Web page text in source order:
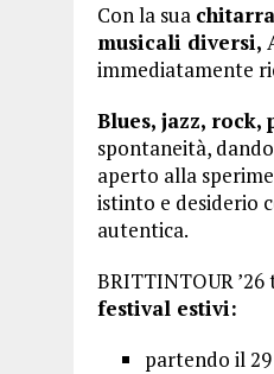
Con la sua
musicali diversi,
immediatamente
Blues, jazz, rock,
spontaneità,
aperto alla
istinto e desiderio
autentica.
BRITTINTOUR
festival estivi:
partendo il